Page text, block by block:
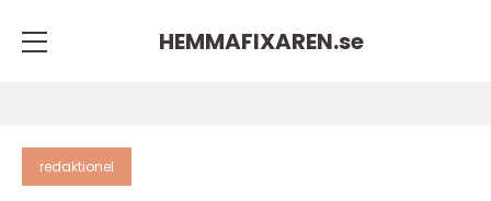
HEMMAFIXAREN.se
redaktionel